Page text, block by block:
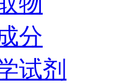
分
试剂